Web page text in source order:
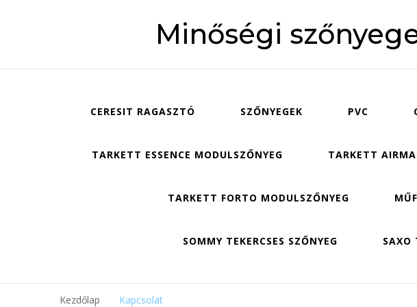
Minőségi
CERESIT RAGASZTÓ SZŐNYEGEK PVC
TARKETT ESSENCE MODULSZŐNYEG TARKETT
TARKETT FORTO MODULSZŐNYEG
SOMMY TEKERCSES SZŐNYEG SAXO
Kezdőlap Kapcsolat